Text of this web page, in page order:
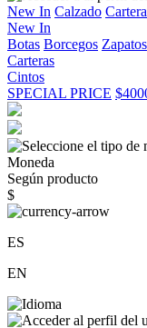
New In Calzado
New In
Botas Borcegos Zapatos
Carteras
Cintos
SPECIAL PRICE
Moneda
Según producto
$
ES
EN